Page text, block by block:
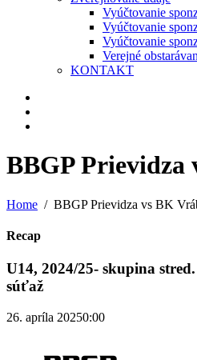
Vyúčtovanie
Vyúčtovanie
Vyúčtovanie
Verejné
KONTAKT
BBGP Prievidza
Home BBGP Prievidza vs BK
Recap
U14, 2024/25- skupina
súťaž
26. apríla 20250:00